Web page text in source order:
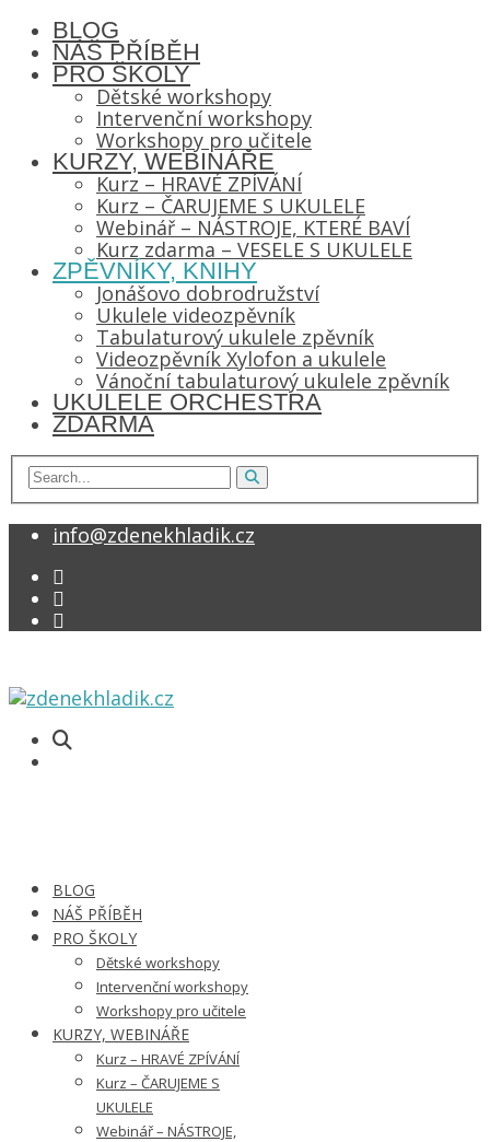
BLOG
NÁŠ PŘÍBĚH
PRO ŠKOLY
Dětské workshopy
Intervenční workshopy
Workshopy pro učitele
KURZY, WEBINÁŘE
Kurz – HRAVÉ ZPÍVÁNÍ
Kurz – ČARUJEME S UKULELE
Webinář – NÁSTROJE, KTERÉ BAVÍ
Kurz zdarma – VESELE S UKULELE
ZPĚVNÍKY, KNIHY
Jonášovo dobrodružství
Ukulele videozpěvník
Tabulaturový ukulele zpěvník
Videozpěvník Xylofon a ukulele
Vánoční tabulaturový ukulele zpěvník
UKULELE ORCHESTRA
ZDARMA
info@zdenekhladik.cz
BLOG
NÁŠ PŘÍBĚH
PRO ŠKOLY
Dětské workshopy
Intervenční workshopy
Workshopy pro učitele
KURZY, WEBINÁŘE
Kurz – HRAVÉ ZPÍVÁNÍ
Kurz – ČARUJEME S
UKULELE
Webinář – NÁSTROJE,